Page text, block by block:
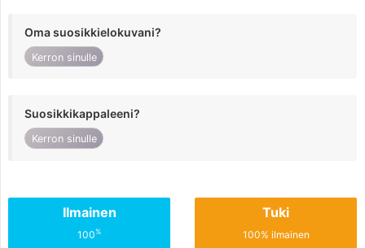
Oma suosikkielokuvani?
Kerron sinulle
Suosikkikappaleeni?
Kerron sinulle
Ilmainen
100%
Tuki
100% ilmainen